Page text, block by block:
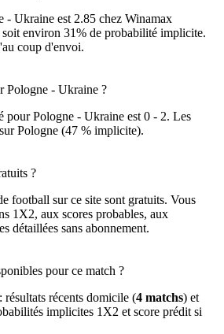
- Ukraine est 2.85 chez Winamax
soit environ 31% de probabilité implicite.
coup d'envoi.
Pologne - Ukraine ?
pour Pologne - Ukraine est 0 - 2. Les
Pologne (47 % implicite).
?
football sur ce site sont gratuits. Vous
1X2, aux scores probables, aux
détaillées sans abonnement.
pour ce match ?
récents domicile (4 matchs) et
implicites 1X2 et score prédit si